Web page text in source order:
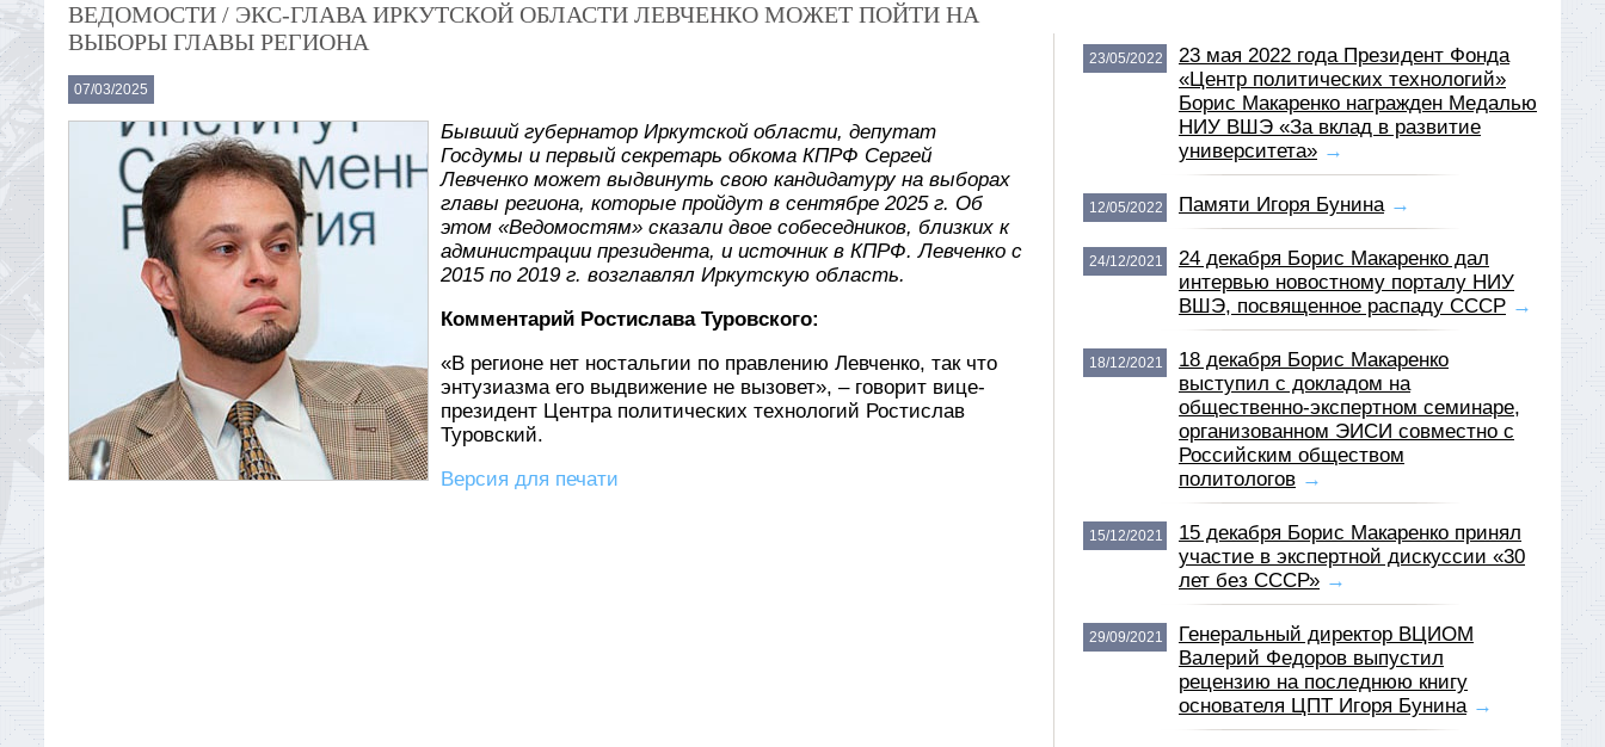
ВЕДОМОСТИ / ЭКС-ГЛАВА ИРКУТСКОЙ ОБЛАСТИ ЛЕВЧЕНКО МОЖЕТ ПОЙТИ НА
ВЫБОРЫ ГЛАВЫ РЕГИОНА
07/03/2025
Бывший губернатор Иркутской области, депутат
Госдумы и первый секретарь обкома КПРФ Сергей
Левченко может выдвинуть свою кандидатуру на выборах
главы региона, которые пройдут в сентябре 2025 г. Об
этом «Ведомостям» сказали двое собеседников, близких к
администрации президента, и источник в КПРФ. Левченко с
2015 по 2019 г. возглавлял Иркутскую область.
Комментарий Ростислава Туровского:
«В регионе нет ностальгии по правлению Левченко, так что
энтузиазма его выдвижение не вызовет», – говорит вице-
президент Центра политических технологий Ростислав
Туровский.
Версия для печати
23/05/2022
23 мая 2022 года Президент Фонда
«Центр политических технологий»
Борис Макаренко награжден Медалью
НИУ ВШЭ «За вклад в развитие
университета» →
12/05/2022 Памяти Игоря Бунина →
24/12/2021
24 декабря Борис Макаренко дал
интервью новостному порталу НИУ
ВШЭ, посвященное распаду СССР →
18/12/2021
18 декабря Борис Макаренко
выступил с докладом на
общественно-экспертном семинаре,
организованном ЭИСИ совместно с
Российским обществом
политологов →
15/12/2021
15 декабря Борис Макаренко принял
участие в экспертной дискуссии «30
лет без СССР» →
29/09/2021
Генеральный директор ВЦИОМ
Валерий Федоров выпустил
рецензию на последнюю книгу
основателя ЦПТ Игоря Бунина →